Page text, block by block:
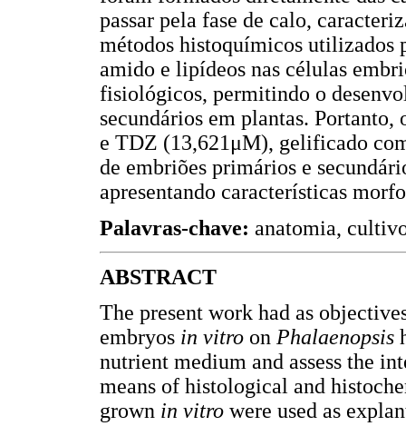
passar pela fase de calo,
métodos histoquímicos utilizados
amido e lipídeos nas células
fisiológicos, permitindo o
secundários em plantas.
e TDZ (13,621μM), gelificado
de embriões primários e
apresentando características
Palavras-chave: anatomia,
ABSTRACT
The present work had as
embryos in vitro on Phalaenopsis
nutrient medium and assess the
means of histological and
grown in vitro were used as